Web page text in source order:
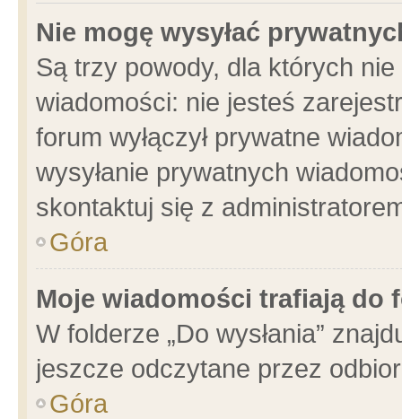
Nie mogę wysyłać
Są trzy powody, dla których
wiadomości: nie jesteś
forum wyłączył prywatne
wysyłanie prywatnych
skontaktuj się z
Góra
Moje wiadomości trafiają do
W folderze „Do wysłania”
jeszcze odczytane przez
Góra